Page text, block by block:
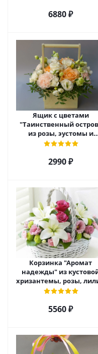
6880 ₽
Ящик с цветами
"Таинственный
из розы, эустомы и
диантуса арт. 7754
2990 ₽
Корзинка "Аромат
надежды" из
хризантемы, розы,
и эустомы. арт. 7751
5560 ₽